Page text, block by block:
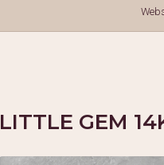
LITTLE GEM